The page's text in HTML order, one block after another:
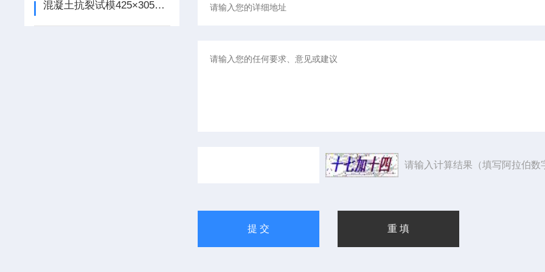
混凝土抗裂试模425×305×100使用说明
请输入计算结果（填写阿拉伯数